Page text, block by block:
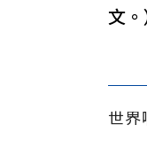
文。
世界